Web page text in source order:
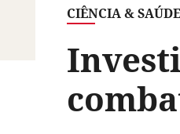
CIÊNCIA & SAÚDE